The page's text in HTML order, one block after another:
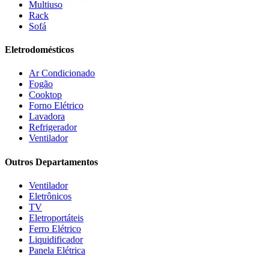
Multiuso
Rack
Sofá
Eletrodomésticos
Ar Condicionado
Fogão
Cooktop
Forno Elétrico
Lavadora
Refrigerador
Ventilador
Outros Departamentos
Ventilador
Eletrônicos
TV
Eletroportáteis
Ferro Elétrico
Liquidificador
Panela Elétrica